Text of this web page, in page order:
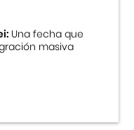
Una fecha que
masiva